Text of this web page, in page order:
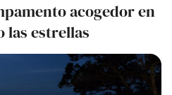
acogedor en
las estrellas